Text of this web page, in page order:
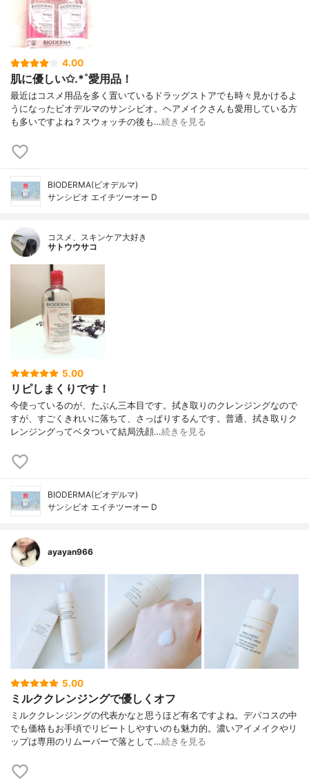
4.00
肌に優しい✩.*˚愛用品！
最近はコスメ用品を多く置いているドラッグストアでも時々見かけるよ
うになったビオデルマのサンシビオ。ヘアメイクさんも愛用している方
も多いですよね？スウォッチの後も…続きを見る
BIODERMA(ビオデルマ)
サンシビオ エイチツーオー D
コスメ、スキンケア大好き
サトウウサコ
5.00
リピしまくりです！
今使っているのが、たぶん三本目です。拭き取りのクレンジングなので
すが、すごくきれいに落ちて、さっぱりするんです。普通、拭き取りク
レンジングってベタついて結局洗顔…続きを見る
BIODERMA(ビオデルマ)
サンシビオ エイチツーオー D
ayayan966
5.00
ミルククレンジングで優しくオフ
ミルククレンジングの代表かなと思うほど有名ですよね。デパコスの中
でも価格もお手頃でリピートしやすいのも魅力的。濃いアイメイクやリ
ップは専用のリムーバーで落として…続きを見る